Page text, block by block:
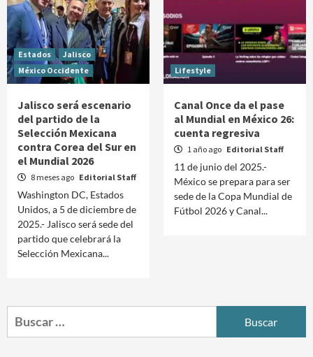
Estados
Jalisco
México Occidente
Jalisco será escenario
del partido de la
Selección Mexicana
contra Corea del Sur en
el Mundial 2026
8 meses ago Editorial Staff
Washington DC, Estados
Unidos, a 5 de diciembre de
2025.- Jalisco será sede del
partido que celebrará la
Selección Mexicana...
Lifestyle
Canal Once da el pase
al Mundial en México 26:
cuenta regresiva
1 año ago Editorial Staff
11 de junio del 2025.-
México se prepara para ser
sede de la Copa Mundial de
Fútbol 2026 y Canal...
Buscar: